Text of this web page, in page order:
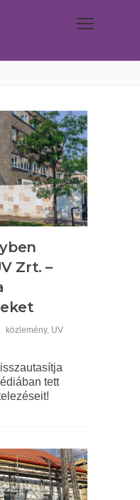
Zrt. –
közlemény, UV
tett